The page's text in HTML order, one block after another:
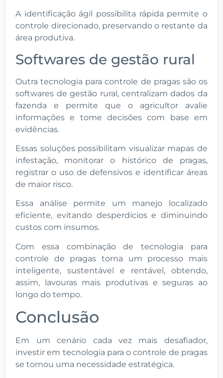
A identificação ágil possibilita rápida permite o
controle direcionado, preservando o restante da
área produtiva.
Softwares de gestão rural
Outra tecnologia para controle de pragas são os
softwares de gestão rural, centralizam dados da
fazenda e permite que o agricultor avalie
informações e tome decisões com base em
evidências.
Essas soluções possibilitam visualizar mapas de
infestação, monitorar o histórico de pragas,
registrar o uso de defensivos e identificar áreas
de maior risco.
Essa análise permite um manejo localizado
eficiente, evitando desperdícios e diminuindo
custos com insumos.
Com essa combinação de tecnologia para
controle de pragas torna um processo mais
inteligente, sustentável e rentável, obtendo,
assim, lavouras mais produtivas e seguras ao
longo do tempo.
Conclusão
Em um cenário cada vez mais desafiador,
investir em tecnologia para o controle de pragas
se tornou uma necessidade estratégica.